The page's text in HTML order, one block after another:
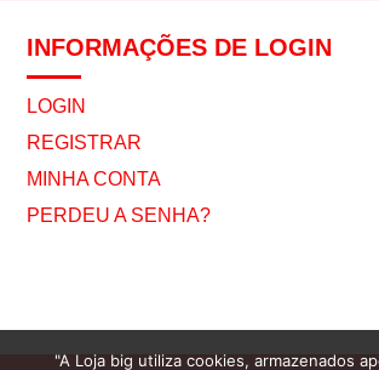
INFORMAÇÕES DE LOGIN
LOGIN
REGISTRAR
MINHA CONTA
PERDEU A SENHA?
"A Loja big utiliza cookies, armazenados